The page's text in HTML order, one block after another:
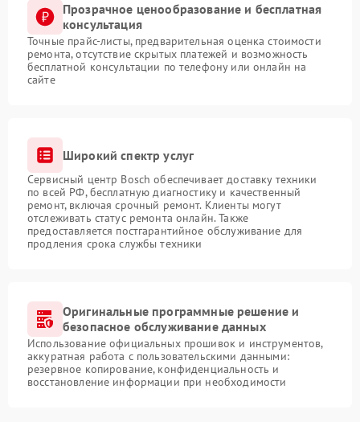
Прозрачное ценообразование и бесплатная
консультация
Точные прайс-листы, предварительная оценка стоимости
ремонта, отсутствие скрытых платежей и возможность
бесплатной консультации по телефону или онлайн на
сайте
Широкий спектр услуг
Сервисный центр Bosch обеспечивает доставку техники
по всей РФ, бесплатную диагностику и качественный
ремонт, включая срочный ремонт. Клиенты могут
отслеживать статус ремонта онлайн. Также
предоставляется постгарантийное обслуживание для
продления срока службы техники
Оригинальные программные решение и
безопасное обслуживание данных
Использование официальных прошивок и инструментов,
аккуратная работа с пользовательскими данными:
резервное копирование, конфиденциальность и
восстановление информации при необходимости